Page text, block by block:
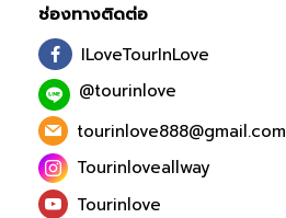
ช่องทางติดต่อ
ILoveTourInLove
@tourinlove
tourinlove888@gmail.com
Tourinloveallway
Tourinlove